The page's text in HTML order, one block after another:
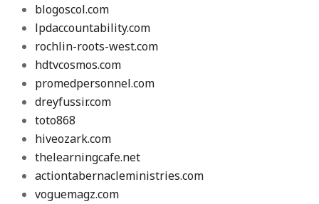
blogoscol.com
lpdaccountability.com
rochlin-roots-west.com
hdtvcosmos.com
promedpersonnel.com
dreyfussir.com
toto868
hiveozark.com
thelearningcafe.net
actiontabernacleministries.com
voguemagz.com